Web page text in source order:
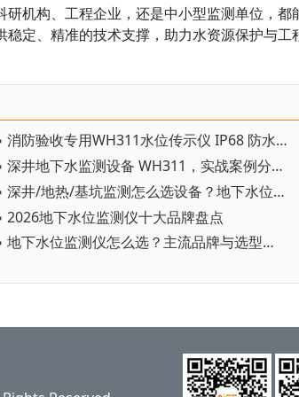
机构、工程企业，还是中小型监测单位，都
定、精准的技术支撑，助力水资源保护与工
▪ 消防验收专用WH311水位传示仪 IP68 防水就地显示远传
▪ 深井地下水监测设备 WH311，实战案例分享与选型要点
▪ 深井/地热/基坑监测怎么选设备？地下水位仪品牌对比+选购指标
2026地下水位监测仪十大品牌盘点
▪ 地下水位监测仪怎么选？主流品牌与选型维度整理